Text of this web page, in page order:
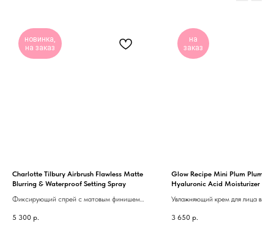
новинка,
на заказ
Charlotte Tilbury Airbrush Flawless Matte
Blurring & Waterproof Setting Spray
Фиксирующий спрей с матовым финишем
5 300 р.
на
заказ
Glow Recipe Mini Plum Plump
Hyaluronic Acid Moisturizer
Увлажняющий крем для лица в
3 650 р.